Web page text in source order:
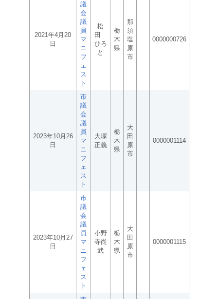
2021年4月20
日
議
会
議
員
マ
ニ
フ
ェ
ス
ト
松
田
ひろ
と
栃
木
県
那
須
塩
原
市
0000000726
2023年10月26
日
市
議
会
議
員
マ
ニ
フ
ェ
ス
ト
大塚
正義
栃
木
県
大
田
原
市
0000001114
2023年10月27
日
市
議
会
議
員
マ
ニ
フ
ェ
ス
ト
小野
寺尚
武
栃
木
県
大
田
原
市
0000001115